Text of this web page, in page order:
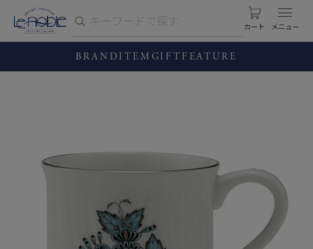
カート
BRANDITEM GIFT FEATURE